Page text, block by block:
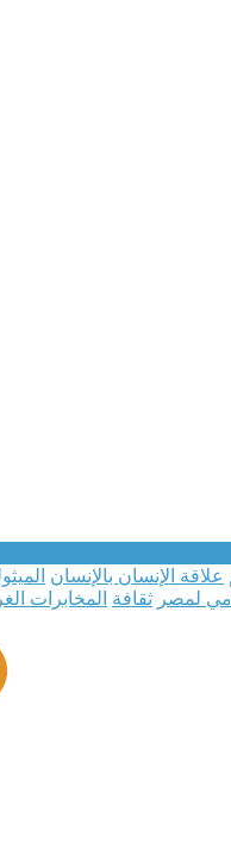
علاقة الإنسان بالإنسان
لمصر ثقافة المخابرات